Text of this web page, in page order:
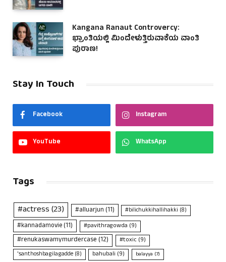
Kangana Ranaut Controvercy:
ಭ್ರಾಂತಿಯಲ್ಲಿ ಮಿಂದೇಳುತ್ತಿರುವಾಕೆಯ ವಾಂತಿ
ಪುರಾಣ!
Stay In Touch
Facebook Instagram
YouTube WhatsApp
Tags
#actress(23) #alluarjun(11) #bilichukkihallihakki (8)
#kannadamovie(11) #pavithragowda (9)
#renukaswamymurdercase(12) #toxic(9)
'santhoshbagilagadde (8) bahubali (9) balayya (7)